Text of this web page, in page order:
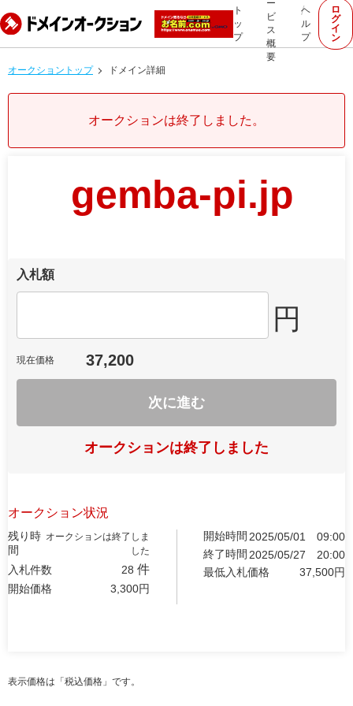
ト
ッ
プ
ー
ビ
ス
概
要
ヘ
ル
プ
ロ
グ
イ
ン
オークショントップ ドメイン詳細
オークションは終了しました。
gemba-pi.jp
入札額
円
現在価格 37,200
次に進む
オークションは終了しました
オークション状況
残り時
間
オークションは終了しま
した
入札件数 28 件
開始価格 3,300円
開始時間 2025/05/01
09:00
終了時間 2025/05/27
20:00
最低入札価格
37,500円
表示価格は「税込価格」です。